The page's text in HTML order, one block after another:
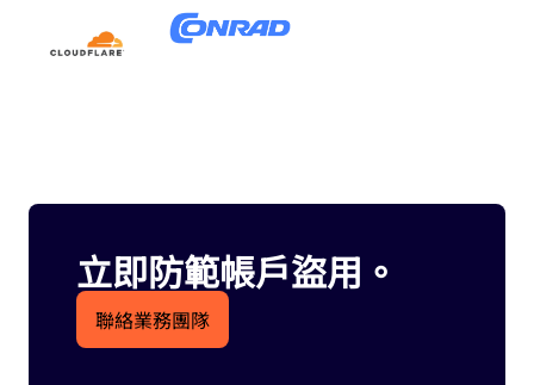
立即防範帳戶盜用。
聯絡業務團隊